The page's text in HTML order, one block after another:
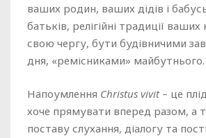
ваших родин, ваших дідів і
батьків, релігійні традиції
свою чергу, бути будівничими
дня, «ремісниками» майбутнього.
Напоумлення Christus vivit– це
хоче прямувати вперед разом, а
поставу слухання, діалогу та